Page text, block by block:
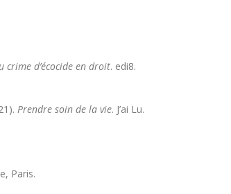
d’écocide en droit. edi8.
Prendre soin de la vie. J’ai Lu.
Paris.